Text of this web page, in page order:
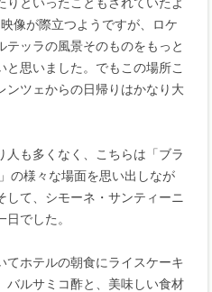
像が際立つようですが、ロケ
ッラの風景そのものをもっと
思いました。でもこの場所こ
ンツェからの日帰りはかなり大
も多くなく、こちらは「ブラ
の様々 な場面を思い出しなが
して、シモーネ・サンティーニ
でした。
てホテルの朝食にライスケーキ
バルサミコ酢と、美味しい食材